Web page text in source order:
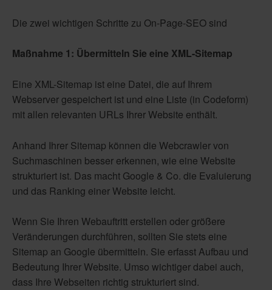
Die zwei wichtigen Schritte zu On-Page-SEO sind
Maßnahme 1: Übermitteln Sie eine XML-Sitemap
Eine XML-Sitemap ist eine Datei, die auf Ihrem
Webserver gespeichert ist und eine Liste (in Codeform)
mit allen relevanten URLs Ihrer Website enthält.
Anhand Ihrer Sitemap können die Webcrawler von
Suchmaschinen besser erkennen, wie eine Website
strukturiert ist. Das macht Google & Co. die Evaluierung
und das Ranking einer Website leicht.
Wenn Sie Ihren Webauftritt erstellen oder größere
Veränderungen durchführen, sollten Sie stets eine
Sitemap an Google übermitteln. Sie erfasst Aufbau und
Bedeutung Ihrer Website. Umso wichtiger dabei auch,
dass Ihre Webseiten richtig strukturiert sind.